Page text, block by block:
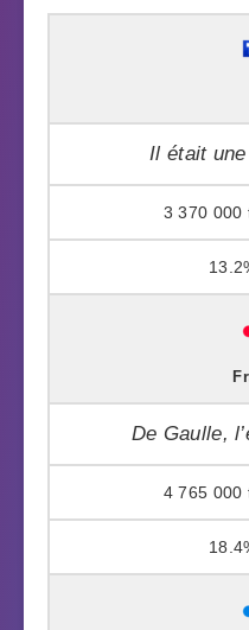
Il était
3 370 000
De Gaulle,
4 765 000